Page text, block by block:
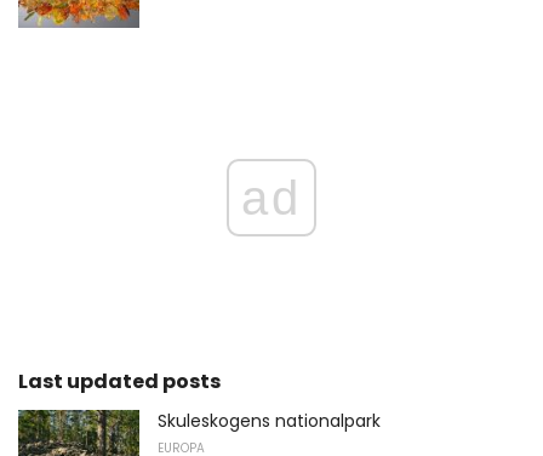
ad
Last updated posts
Skuleskogens nationalpark
EUROPA